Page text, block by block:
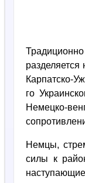
Карпатско-
го
Немецко-
Немцы,
силы к